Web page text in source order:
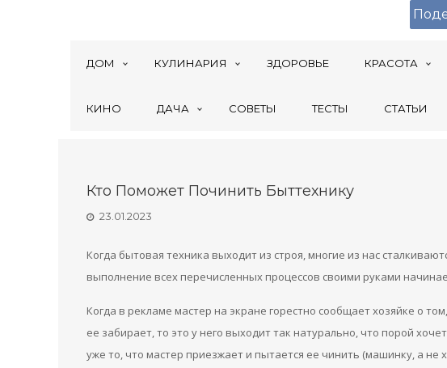
ДОМ КУЛИНАРИЯ ЗДОРОВЬЕ КРАСОТА
КИНО ДАЧА СОВЕТЫ ТЕСТЫ СТАТЬИ
Кто Поможет Починить Быттехнику
23.01.2023
Когда бытовая техника выходит из строя, многие из нас
выполнение всех перечисленных процессов своими руками
Когда в рекламе мастер на экране горестно сообщает хозяйке о
ее забирает, то это у него выходит так натурально, что порой
уже то, что мастер приезжает и пытается ее чинить (машинку, а не